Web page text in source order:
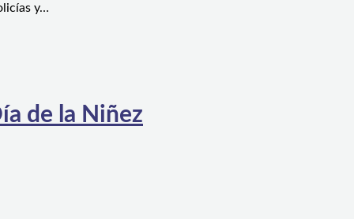
y…
de la Niñez